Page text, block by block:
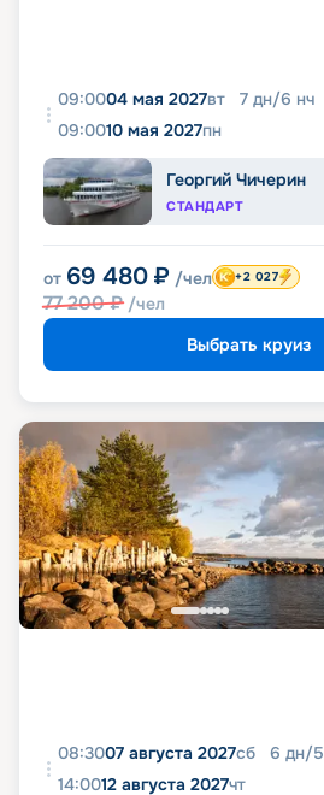
09:0004 мая 2027вт 7 дн/6 нч
09:0010 мая 2027пн
Георгий Чичерин
СТАНДАРТ
от 69 480 ₽ /чел
77 200₽ /чел
+2 027
Выбрать круиз
08:3007 августа 2027сб 6 дн/5
14:0012 августа 2027чт